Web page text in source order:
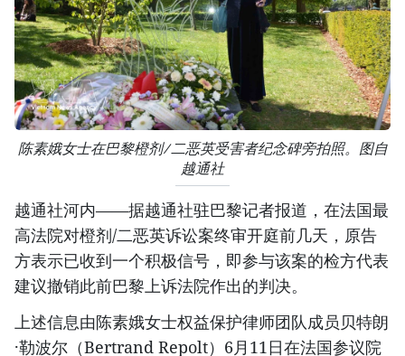
陈素娥女士在巴黎橙剂/二恶英受害者纪念碑旁拍照。图自
越通社
越通社河内——据越通社驻巴黎记者报道，在法国最
高法院对橙剂/二恶英诉讼案终审开庭前几天，原告
方表示已收到一个积极信号，即参与该案的检方代表
建议撤销此前巴黎上诉法院作出的判决。
上述信息由陈素娥女士权益保护律师团队成员贝特朗
·勒波尔（Bertrand Repolt）6月11日在法国参议院